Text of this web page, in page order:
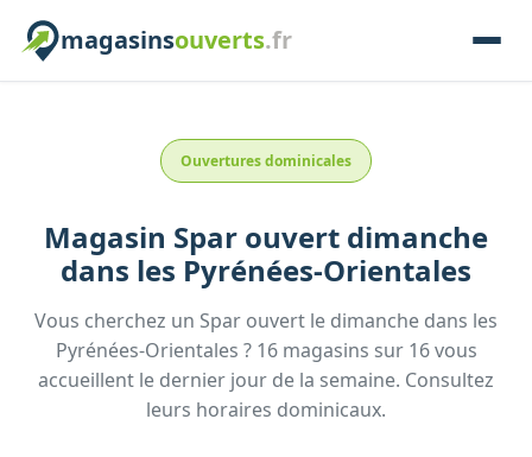
magasinsouverts.fr
Ouvertures dominicales
Magasin Spar ouvert dimanche
dans les Pyrénées-Orientales
Vous cherchez un Spar ouvert le dimanche dans les
Pyrénées-Orientales ? 16 magasins sur 16 vous
accueillent le dernier jour de la semaine. Consultez
leurs horaires dominicaux.